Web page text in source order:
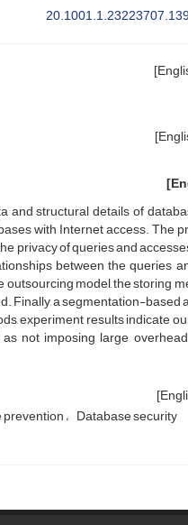
and structural details of
with Internet access. The
privacy of queries and
between the queries
model, the storing
Finally, a segmentation-based
experiment results indicate
not imposing large
Database security